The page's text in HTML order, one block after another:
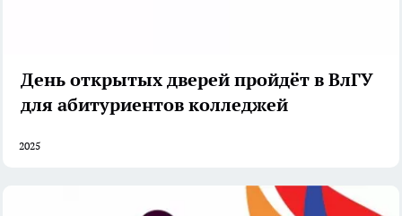
День открытых дверей пройдёт в ВлГУ
для абитуриентов колледжей
2025